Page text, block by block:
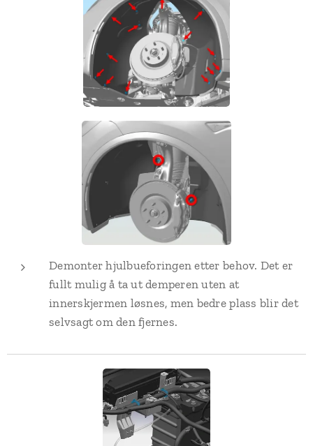
Demonter hjulbueforingen etter behov. Det er
fullt mulig å ta ut demperen uten at
innerskjermen løsnes, men bedre plass blir det
selvsagt om den fjernes.